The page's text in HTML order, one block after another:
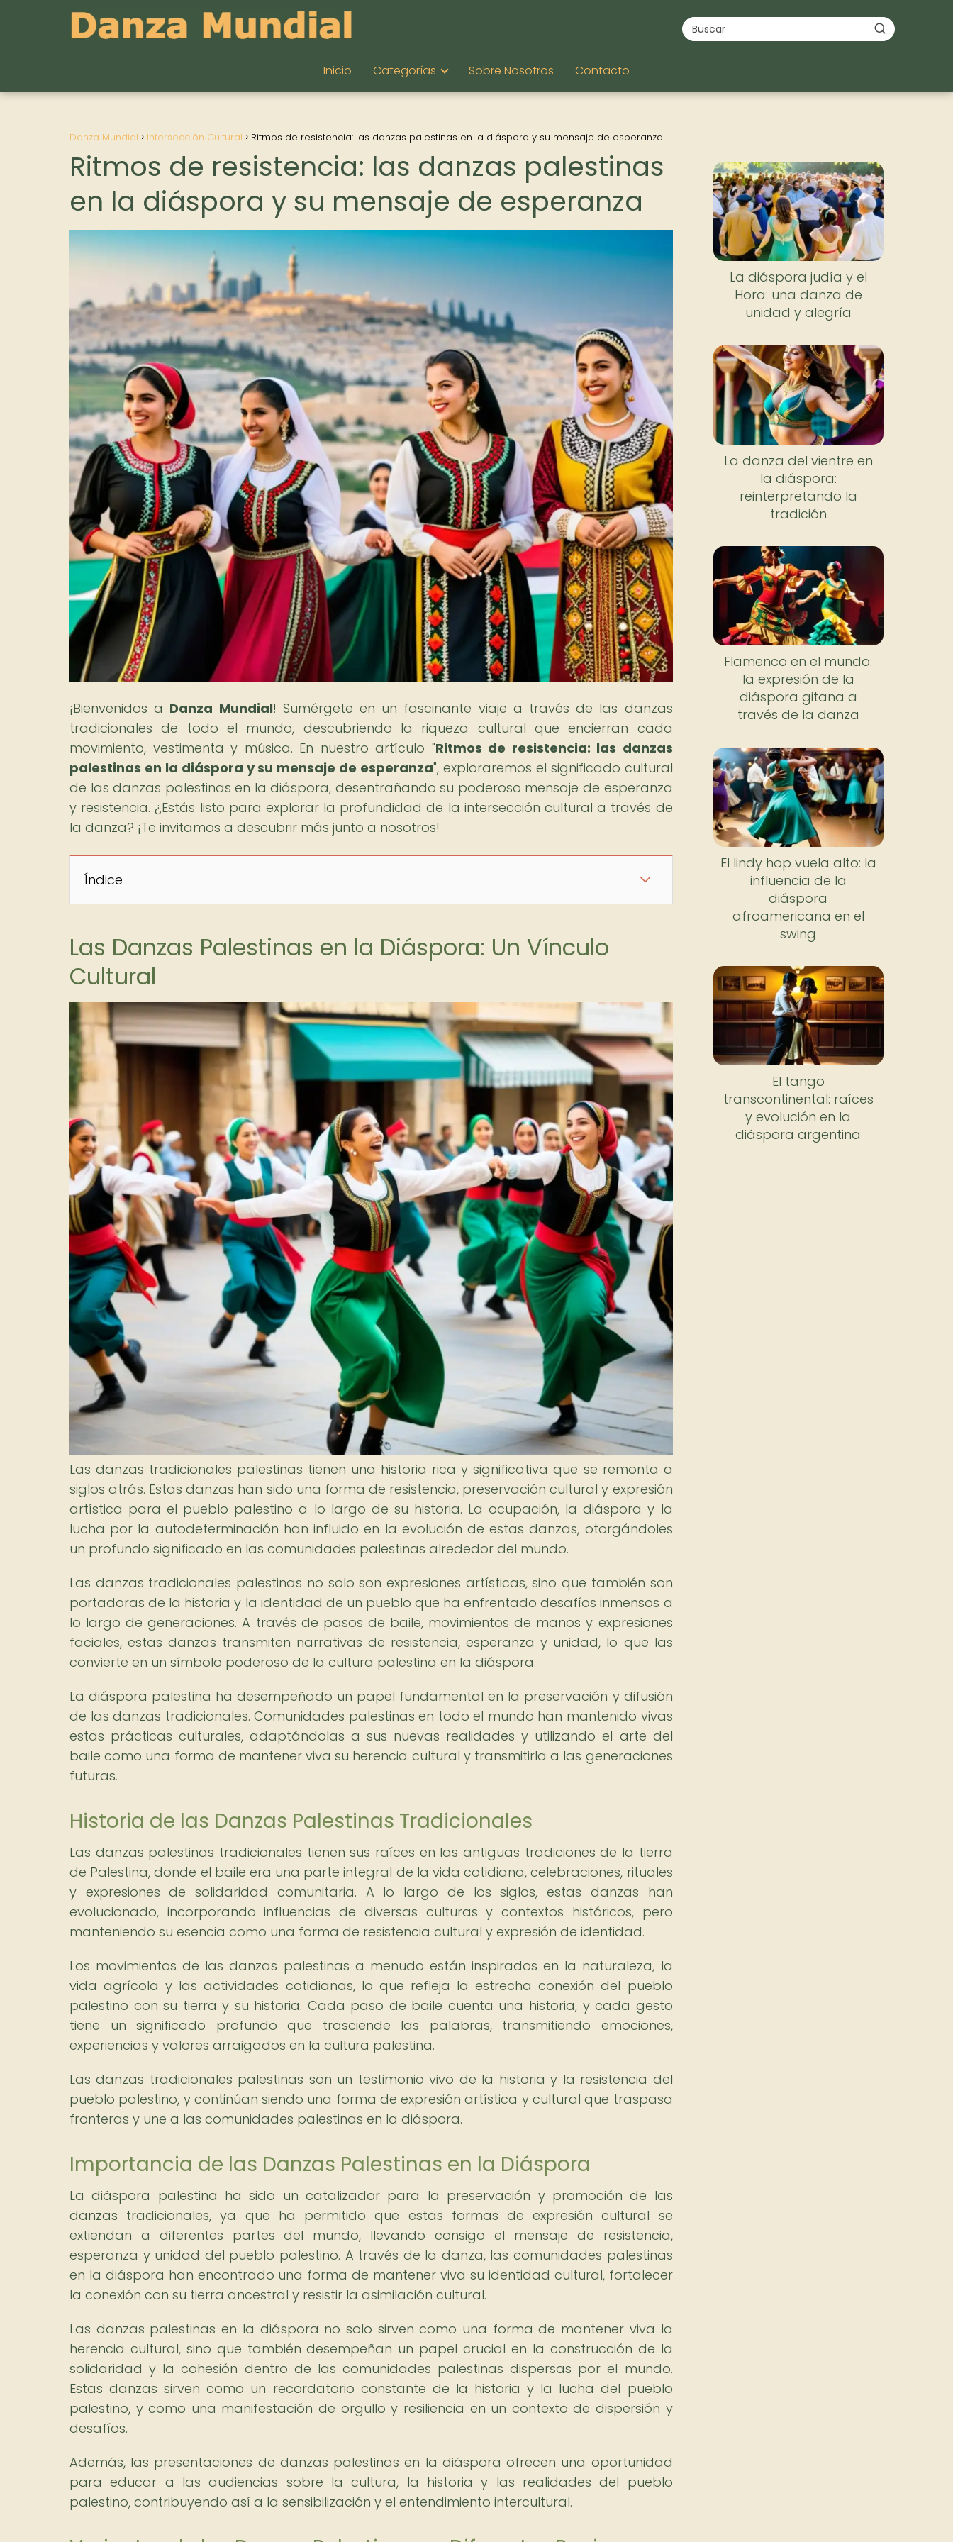
Inicio Categorías Sobre Nosotros Contacto
Danza Mundial Intersección Cultural Ritmos de resistencia: las danzas palestinas en la diáspora y su mensaje de esperanza
Ritmos de resistencia: las danzas palestinas
en la diáspora y su mensaje de esperanza
¡Bienvenidos a Danza Mundial! Sumérgete en un fascinante viaje a través de las danzas
tradicionales de todo el mundo, descubriendo la riqueza cultural que encierran cada
movimiento, vestimenta y música. En nuestro artículo "Ritmos de resistencia: las danzas
palestinas en la diáspora y su mensaje de esperanza", exploraremos el significado cultural
de las danzas palestinas en la diáspora, desentrañando su poderoso mensaje de esperanza
y resistencia. ¿Estás listo para explorar la profundidad de la intersección cultural a través de
la danza? ¡Te invitamos a descubrir más junto a nosotros!
Índice
Las Danzas Palestinas en la Diáspora: Un Vínculo
Cultural
Las danzas tradicionales palestinas tienen una historia rica y significativa que se remonta a
siglos atrás. Estas danzas han sido una forma de resistencia, preservación cultural y expresión
artística para el pueblo palestino a lo largo de su historia. La ocupación, la diáspora y la
lucha por la autodeterminación han influido en la evolución de estas danzas, otorgándoles
un profundo significado en las comunidades palestinas alrededor del mundo.
Las danzas tradicionales palestinas no solo son expresiones artísticas, sino que también son
portadoras de la historia y la identidad de un pueblo que ha enfrentado desafíos inmensos a
lo largo de generaciones. A través de pasos de baile, movimientos de manos y expresiones
faciales, estas danzas transmiten narrativas de resistencia, esperanza y unidad, lo que las
convierte en un símbolo poderoso de la cultura palestina en la diáspora.
La diáspora palestina ha desempeñado un papel fundamental en la preservación y difusión
de las danzas tradicionales. Comunidades palestinas en todo el mundo han mantenido vivas
estas prácticas culturales, adaptándolas a sus nuevas realidades y utilizando el arte del
baile como una forma de mantener viva su herencia cultural y transmitirla a las generaciones
futuras.
Historia de las Danzas Palestinas Tradicionales
Las danzas palestinas tradicionales tienen sus raíces en las antiguas tradiciones de la tierra
de Palestina, donde el baile era una parte integral de la vida cotidiana, celebraciones, rituales
y expresiones de solidaridad comunitaria. A lo largo de los siglos, estas danzas han
evolucionado, incorporando influencias de diversas culturas y contextos históricos, pero
manteniendo su esencia como una forma de resistencia cultural y expresión de identidad.
Los movimientos de las danzas palestinas a menudo están inspirados en la naturaleza, la
vida agrícola y las actividades cotidianas, lo que refleja la estrecha conexión del pueblo
palestino con su tierra y su historia. Cada paso de baile cuenta una historia, y cada gesto
tiene un significado profundo que trasciende las palabras, transmitiendo emociones,
experiencias y valores arraigados en la cultura palestina.
Las danzas tradicionales palestinas son un testimonio vivo de la historia y la resistencia del
pueblo palestino, y continúan siendo una forma de expresión artística y cultural que traspasa
fronteras y une a las comunidades palestinas en la diáspora.
Importancia de las Danzas Palestinas en la Diáspora
La diáspora palestina ha sido un catalizador para la preservación y promoción de las
danzas tradicionales, ya que ha permitido que estas formas de expresión cultural se
extiendan a diferentes partes del mundo, llevando consigo el mensaje de resistencia,
esperanza y unidad del pueblo palestino. A través de la danza, las comunidades palestinas
en la diáspora han encontrado una forma de mantener viva su identidad cultural, fortalecer
la conexión con su tierra ancestral y resistir la asimilación cultural.
Las danzas palestinas en la diáspora no solo sirven como una forma de mantener viva la
herencia cultural, sino que también desempeñan un papel crucial en la construcción de la
solidaridad y la cohesión dentro de las comunidades palestinas dispersas por el mundo.
Estas danzas sirven como un recordatorio constante de la historia y la lucha del pueblo
palestino, y como una manifestación de orgullo y resiliencia en un contexto de dispersión y
desafíos.
Además, las presentaciones de danzas palestinas en la diáspora ofrecen una oportunidad
para educar a las audiencias sobre la cultura, la historia y las realidades del pueblo
palestino, contribuyendo así a la sensibilización y el entendimiento intercultural.
La diáspora judía y el
Hora: una danza de
unidad y alegría
La danza del vientre en
la diáspora:
reinterpretando la
tradición
Flamenco en el mundo:
la expresión de la
diáspora gitana a
través de la danza
El lindy hop vuela alto: la
influencia de la
diáspora
afroamericana en el
swing
El tango
transcontinental: raíces
y evolución en la
diáspora argentina